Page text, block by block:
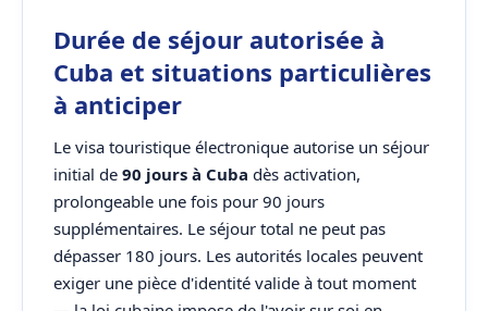
Durée de séjour autorisée à
Cuba et situations particulières
à anticiper
Le visa touristique électronique autorise un séjour
initial de 90 jours à Cuba dès activation,
prolongeable une fois pour 90 jours
supplémentaires. Le séjour total ne peut pas
dépasser 180 jours. Les autorités locales peuvent
exiger une pièce d'identité valide à tout moment